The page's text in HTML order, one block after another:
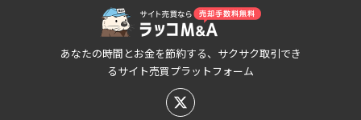
あなたの時間とお金を節約する、サクサク取引でき
るサイト売買プラットフォーム